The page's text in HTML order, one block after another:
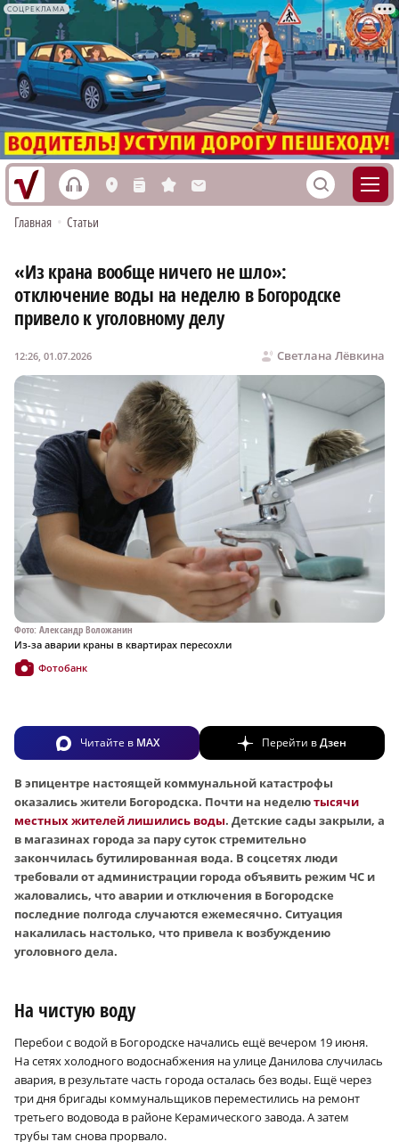
СОЦРЕКЛАМА
h L n s M S
Главная • Статьи
«Из крана вообще ничего не шло»:
отключение воды на неделю в Богородске
привело к уголовному делу
Светлана Лёвкина
12:26, 01.07.2026
Фото: Александр Воложанин
Из-за аварии краны в квартирах пересохли
Фотобанк
Читайте в MAX Перейти вДзен
В эпицентре настоящей коммунальной катастрофы
оказались жители Богородска. Почти на неделютысячи
местных жителей лишились воды. Детские сады закрыли, а
в магазинах города за пару суток стремительно
закончилась бутилированная вода. В соцсетях люди
требовали от администрации города объявить режим ЧС и
жаловались, что аварии и отключения в Богородске
последние полгода случаются ежемесячно. Ситуация
накалилась настолько, что привела к возбуждению
уголовного дела.
На чистую воду
Перебои с водой в Богородске начались ещё вечером 19 июня.
На сетях холодного водоснабжения на улице Данилова случилась
авария, в результате часть города осталась без воды. Ещё через
три дня бригады коммунальщиков переместились на ремонт
третьего водовода в районе Керамического завода. А затем
трубы там снова прорвало.